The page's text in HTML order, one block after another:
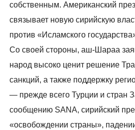
собственным. Американский
связывает новую сирийскую
против «Исламского
Со своей стороны, аш-Шараа
народ высоко ценит решение
санкций, а также поддержку
— прежде всего Турции и стран
сообщению SANA, сирийский
«освобождении страны»,